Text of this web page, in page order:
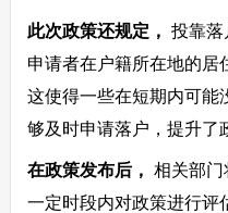
此次政策还规定， 投靠落
申请者在户籍所在地的居
这使得一些在短期内可能
够及时申请落户，提升了
在政策发布后， 相关部门
一定时段内对政策进行评